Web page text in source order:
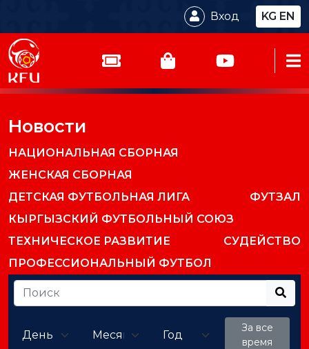
Вход KG EN
Новости
НАЦИОНАЛЬНАЯ СБОРНАЯ
ЖЕНСКАЯ СБОРНАЯ
ДЕТСКАЯ ФУТБОЛЬНАЯ ЛИГА
ФУТЗАЛ
КЫРГЫЗСКИЙ ФУТБОЛЬНЫЙ СОЮЗ
ТЕХНИЧЕСКОЕ РАЗВИТИЕ
СУДЕЙСТВО
ПРОФЕССИОНАЛЬНЫЙ ФУТБОЛ
За все
время